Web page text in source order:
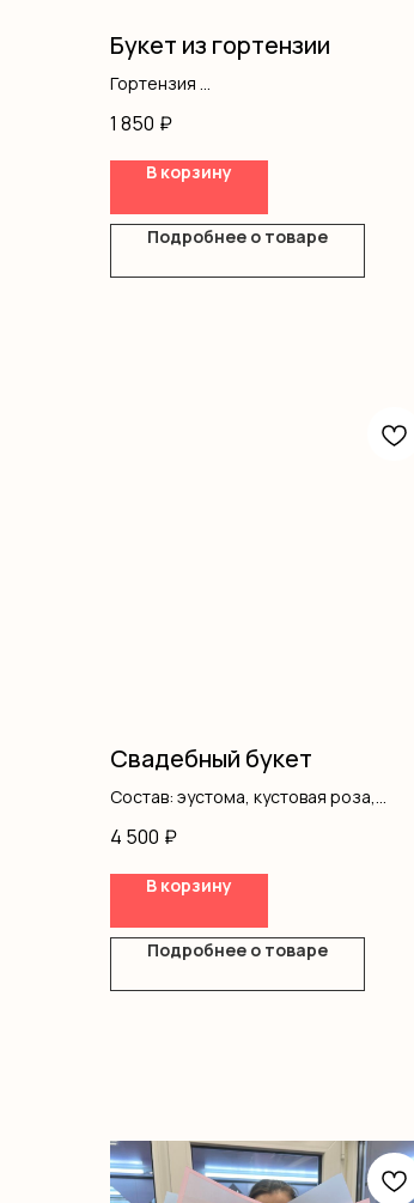
Букет из гортензии
Гортензия
1 850 ₽
В корзину
Подробнее о товаре
Свадебный букет
Состав: эустома, кустовая роза,
4 500 ₽
В корзину
Подробнее о товаре